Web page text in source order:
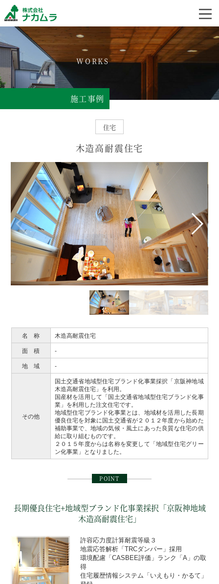
WORKS
施工事例
住宅
木造高耐震住宅
名 称 木造高耐震住宅
面 積 -
地 域 -
その他
国土交通省地域型住宅ブランド化事業採択「京阪神地域
木造高耐震住宅」を利用。
国産材を活用して「国土交通省地域型住宅ブランド化事
業」を利用した注文住宅です。
地域型住宅ブランド化事業とは、地域材を活用した長期
優良住宅を対象に国土交通省が２０１２年度から始めた
補助事業で、地域の気候・風土にあった良質な住宅の供
給に取り組むものです。
２０１５年度からは名称を変更して「地域型住宅グリー
ン化事業」となりました。
POINT
長期優良住宅+地域型ブランド化事業採択「京阪神地域
木造高耐震住宅」
許容応力度計算耐震等級３
地震応答解析「TRCダンパー」採用
環境配慮「CASBEE評価」ランク「A」の取
得
住宅履歴情報システム「いえもり・かるて」